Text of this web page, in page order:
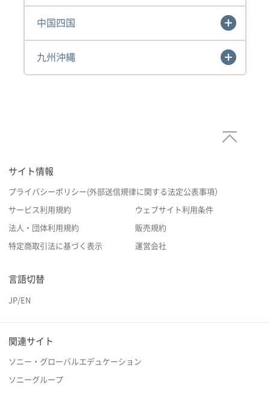
中国四国
九州沖縄
サイト情報
プライバシーポリシー(外部送信規律に関する法定公表事項）
サービス利用規約 ウェブサイト利用条件
法人・団体利用規約 販売規約
特定商取引法に基づく表示 運営会社
言語切替
JP/EN
関連サイト
ソニー・グローバルエデュケーション
ソニーグループ